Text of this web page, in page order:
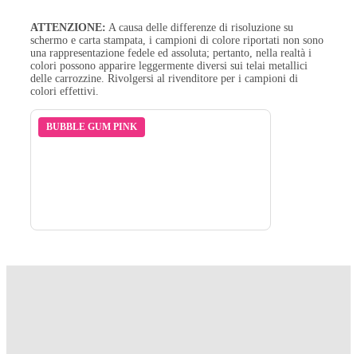
ATTENZIONE: A causa delle differenze di risoluzione su
schermo e carta stampata, i campioni di colore riportati non sono
una rappresentazione fedele ed assoluta; pertanto, nella realtà i
colori possono apparire leggermente diversi sui telai metallici
delle carrozzine. Rivolgersi al rivenditore per i campioni di
colori effettivi.
BUBBLE GUM PINK